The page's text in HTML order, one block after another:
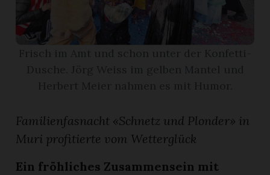
Familienfasnacht «Schnetz und Plonder» in
Muri profitierte vom Wetterglück
Ein fröhliches Zusammensein mit